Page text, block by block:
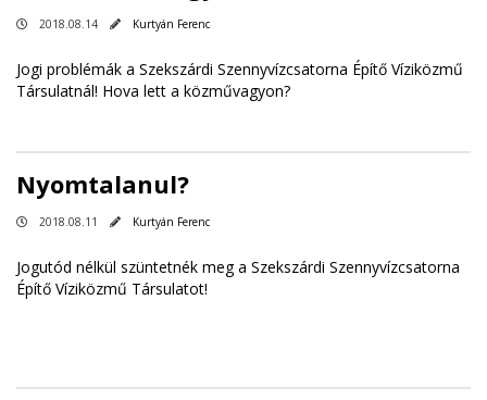
2018.08.14 Kurtyán Ferenc
Jogi problémák a Szekszárdi Szennyvízcsatorna Építő Víziközmű
Társulatnál! Hova lett a közművagyon?
Nyomtalanul?
2018.08.11 Kurtyán Ferenc
Jogutód nélkül szüntetnék meg a Szekszárdi Szennyvízcsatorna
Építő Víziközmű Társulatot!